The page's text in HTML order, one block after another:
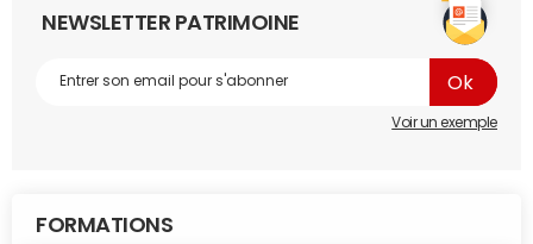
NEWSLETTER PATRIMOINE
Voir un exemple
FORMATIONS